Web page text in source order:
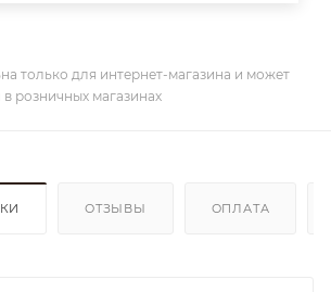
только для интернет-магазина и может
в розничных магазинах
ОТЗЫВЫ ОПЛАТА